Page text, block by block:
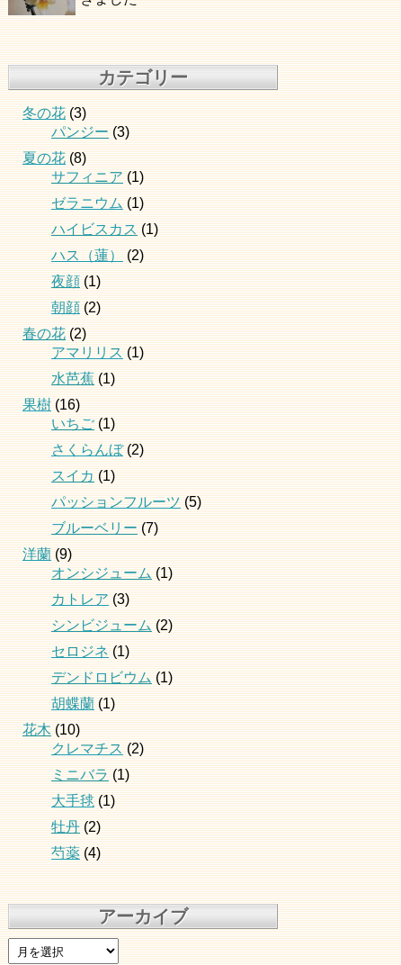
カテゴリー
冬の花(3)
パンジー(3)
夏の花(8)
サフィニア(1)
ゼラニウム(1)
ハイビスカス(1)
ハス（蓮）(2)
夜顔(1)
朝顔(2)
春の花(2)
アマリリス(1)
水芭蕉(1)
果樹(16)
いちご(1)
さくらんぼ(2)
スイカ(1)
パッションフルーツ(5)
ブルーベリー(7)
洋蘭(9)
オンシジューム(1)
カトレア(3)
シンビジューム(2)
セロジネ(1)
デンドロビウム(1)
胡蝶蘭(1)
花木(10)
クレマチス(2)
ミニバラ(1)
大手毬(1)
牡丹(2)
芍薬(4)
アーカイブ